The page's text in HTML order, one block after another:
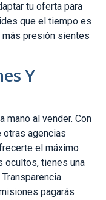
tu oferta para
que el tiempo es
más presión sientes
Y
mano al vender. Con
otras agencias
el máximo
ocultos, tienes una
pagarás